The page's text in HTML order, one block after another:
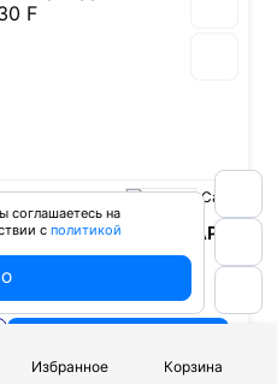
Избранное Корзина
Полюс Сар
ПОЛЮС-САР
соглашаетесь на
с политикой